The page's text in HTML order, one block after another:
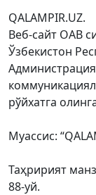
QALAMPIR.UZ.
Веб-сайт ОАВ
Ўзбекистон
рўйхатга
Муассис:
Таҳририят
88-уй.